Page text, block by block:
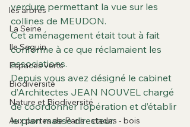
les arbres
La Seine
Ile Seguin
Espaces verts
Biodiversité
Nature et Biodiversité
Aux portes de Paris - stades - bois
verdure permettant la vue sur les
collines de MEUDON.
Cet aménagement était tout à fait
conforme à ce que réclamaient les
associations.
Depuis vous avez désigné le cabinet
d’Architectes JEAN NOUVEL chargé
de coordonner l’opération et d’établir
le plan masse directeur.